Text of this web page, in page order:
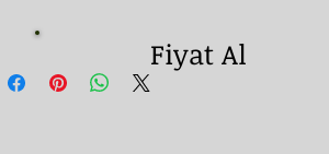
Fiyat Al